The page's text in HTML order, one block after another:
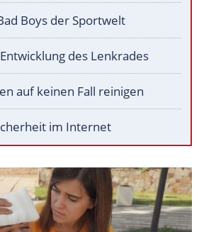
Boys der Sportwelt
des Lenkrades
auf keinen Fall reinigen
im Internet